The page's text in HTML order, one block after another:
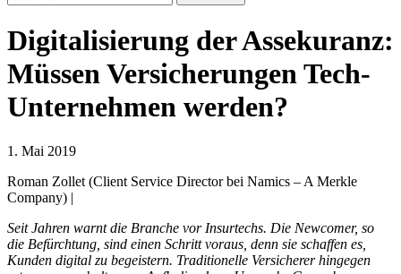
Digitalisierung der Assekuranz:
Müssen Versicherungen Tech-
Unternehmen werden?
1. Mai 2019
Roman Zollet (Client Service Director bei Namics – A Merkle
Company) |
Seit Jahren warnt die Branche vor Insurtechs. Die Newcomer, so
die Befürchtung, sind einen Schritt voraus, denn sie schaffen es,
Kunden digital zu begeistern. Traditionelle Versicherer hingegen